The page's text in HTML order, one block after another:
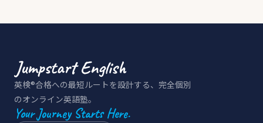
英検®合格への最短ルートを設計する、完全個別
のオンライン英語塾。
Your Journey Starts Here.